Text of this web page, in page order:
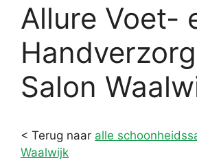
Allure Voet-
Salon
< Terug naar alle
Waalwijk